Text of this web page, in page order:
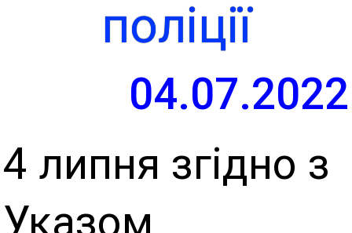
поліції
04.07.2022
4 липня згідно з
Указом